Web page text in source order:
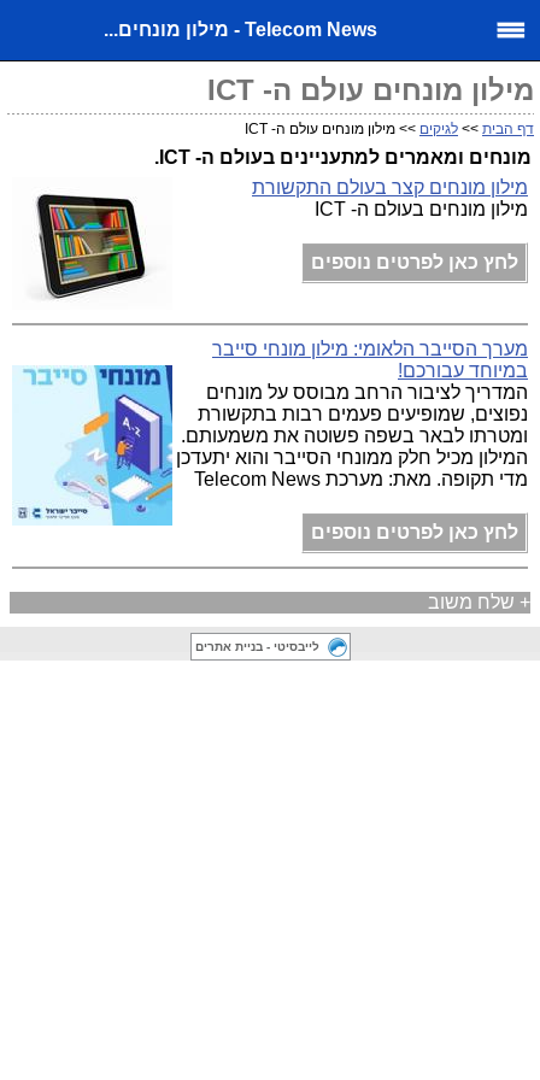
Telecom News - מילון מונחים...
מילון מונחים עולם ה- ICT
דף הבית >> לגיקים >> מילון מונחים עולם ה- ICT
מונחים ומאמרים למתעניינים בעולם ה- ICT.
מילון מונחים קצר בעולם התקשורת
מילון מונחים בעולם ה- ICT
לחץ כאן לפרטים נוספים
מערך הסייבר הלאומי: מילון מונחי סייבר
במיוחד עבורכם!
המדריך לציבור הרחב מבוסס על מונחים
נפוצים, שמופיעים פעמים רבות בתקשורת
ומטרתו לבאר בשפה פשוטה את משמעותם.
המילון מכיל חלק ממונחי הסייבר והוא יתעדכן
מדי תקופה. מאת: מערכת Telecom News
לחץ כאן לפרטים נוספים
+ שלח משוב
לייבסיטי - בניית אתרים